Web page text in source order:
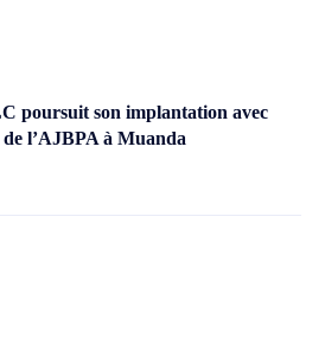
poursuit son implantation avec
l’AJBPA à Muanda